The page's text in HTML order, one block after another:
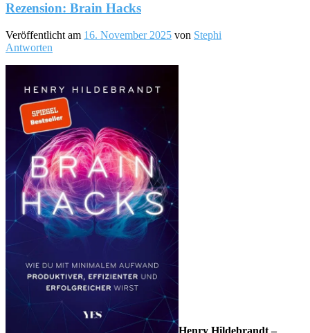
Rezension: Brain Hacks
Veröffentlicht am 16. November 2025 von Stephi
Antworten
Henry Hildebrandt –